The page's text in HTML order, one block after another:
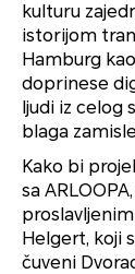
kulturu
istorijom
Hamburg
doprinese
ljudi iz celog
blaga
Kako bi
sa
Helgert, koji
čuveni